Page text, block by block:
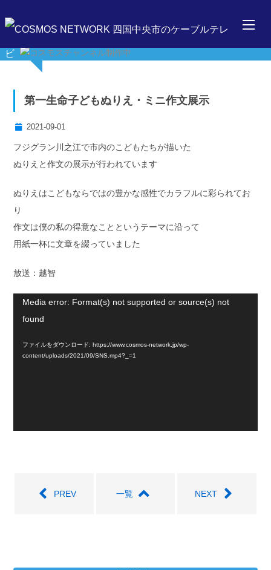
第一生命子どもぬりえ・ミニ作文展示
2021-09-01
フジグラン川之江で市内のこどもたちが描いた
ぬりえと作文の展示が行われています
ぬりえはこどもならではの豊かな感性でカラフルに彩られてお
り
作文は僕の私の得意なことというテーマに沿って
用紙一杯に文章を綴っていました
放送：越智
画
Media error: Format(s) not supported or source(s) not
found
ファイルをダウンロード: https://www.cosmos-network.jp/wp-
content/uploads/2021/09/SNS.mp4?_=1
PREV 一覧 NEXT